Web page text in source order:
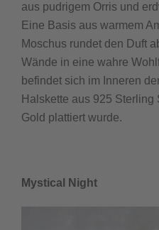
aus pudrigem Orris und
Eine Basis aus warmem
Moschus rundet den Duft
Wände in eine wahre
befindet sich im Inneren
Halskette aus 925
Gold plattiert wurde.
Mystical Night